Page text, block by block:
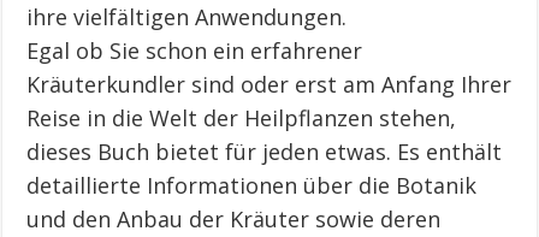
ihre vielfältigen Anwendungen.
Egal ob Sie schon ein erfahrener
Kräuterkundler sind oder erst am Anfang Ihrer
Reise in die Welt der Heilpflanzen stehen,
dieses Buch bietet für jeden etwas. Es enthält
detaillierte Informationen über die Botanik
und den Anbau der Kräuter sowie deren